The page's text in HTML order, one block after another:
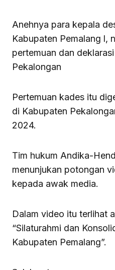
Anehnya para kepala
Kabupaten Pemalang l,
pertemuan dan
Pekalongan
Pertemuan kades itu
di Kabupaten
2024.
Tim hukum Andika-
menunjukan potongan
kepada awak media.
Dalam video itu terlihat
“Silaturahmi dan
Kabupaten Pemalang”.